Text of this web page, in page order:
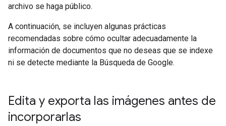
archivo se haga público.
A continuación, se incluyen algunas prácticas
recomendadas sobre cómo ocultar adecuadamente la
información de documentos que no deseas que se indexe
ni se detecte mediante la Búsqueda de Google.
Edita y exporta las imágenes antes de
incorporarlas